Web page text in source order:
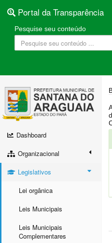
Portal da Transparência
Pesquise seu conteúdo
Dashboard
Organizacional
Legislativos
Lei orgânica
Leis Municipais
Leis Municipais
Complementares
das